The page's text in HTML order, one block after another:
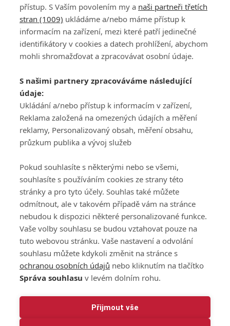
přístup. S Vaším povolením my a naši partneři třetích
stran (1009) ukládáme a/nebo máme přístup k
informacím na zařízení, mezi které patří jedinečné
identifikátory v cookies a datech prohlížení, abychom
mohli shromažďovat a zpracovávat osobní údaje.
S našimi partnery zpracováváme následující
údaje:
Ukládání a/nebo přístup k informacím v zařízení,
Reklama založená na omezených údajích a měření
reklamy, Personalizovaný obsah, měření obsahu,
průzkum publika a vývoj služeb
Pokud souhlasíte s některými nebo se všemi,
souhlasíte s používáním cookies ze strany této
stránky a pro tyto účely. Souhlas také můžete
odmítnout, ale v takovém případě vám na stránce
nebudou k dispozici některé personalizované funkce.
Vaše volby souhlasu se budou vztahovat pouze na
tuto webovou stránku. Vaše nastavení a odvolání
souhlasu můžete kdykoli změnit na stránce s
ochranou osobních údajů nebo kliknutím na tlačítko
Správa souhlasu v levém dolním rohu.
Přijmout vše
Všeobecné obchodní
podmínky služby
GolfExtra.cz Premium
Podmínky zpracování
osobních údajů při
GolfExtra
Ceník GolfExtra.cz
Premium
Doporučené odkazy
ATV CZ, s.r.o.
140 00 Praha 4
Editor
Honza Fait
+420 723 898 969
fait@golfextra.cz
Obchod
Edita Hanušová
+420 724 150 784
hanusova@relmost.cz
Pavel Poulíček